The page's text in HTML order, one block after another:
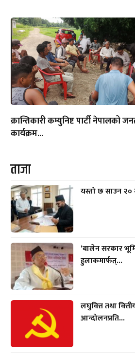
क्रान्तिकारी कम्युनिष्ट पार्टी नेपालको
कार्यक्रम...
ताजा
यस्तो छ साउन २०
‘बालेन सरकार
हुलाकमार्फत्...
लघुवित्त तथा
आन्दोलनप्रति...